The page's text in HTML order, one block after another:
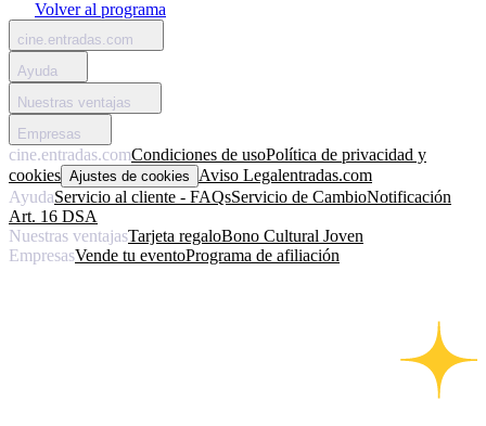
Volver al programa
cine.entradas.com
Ayuda
Nuestras ventajas
Empresas
cine.entradas.comCondiciones de usoPolítica de privacidad y
cookies Ajustes de cookies Aviso Legalentradas.com
AyudaServicio al cliente - FAQsServicio de CambioNotificación
Art. 16 DSA
Nuestras ventajasTarjeta regaloBono Cultural Joven
EmpresasVende tu eventoPrograma de afiliación